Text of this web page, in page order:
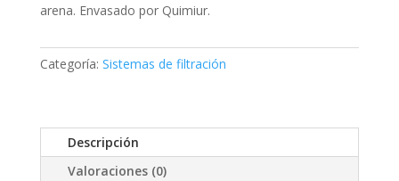
arena. Envasado por Quimiur.
Categoría: Sistemas de filtración
Descripción
Valoraciones (0)